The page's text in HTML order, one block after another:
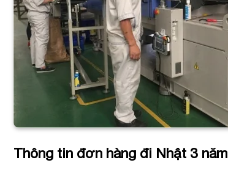
Thông tin đơn hàng đi Nhật 3